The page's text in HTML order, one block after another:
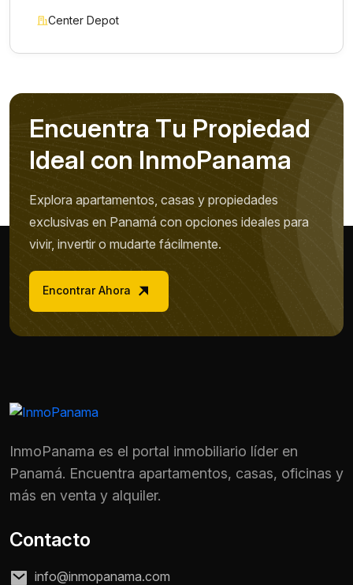
Nombre *
Center Depot
Encuentra Tu Propiedad
Ideal con InmoPanama
Explora apartamentos, casas y propiedades
exclusivas en Panamá con opciones ideales para
vivir, invertir o mudarte fácilmente.
Encontrar Ahora
InmoPanama es el portal inmobiliario líder en
Panamá. Encuentra apartamentos, casas, oficinas y
más en venta y alquiler.
Contacto
info@inmopanama.com